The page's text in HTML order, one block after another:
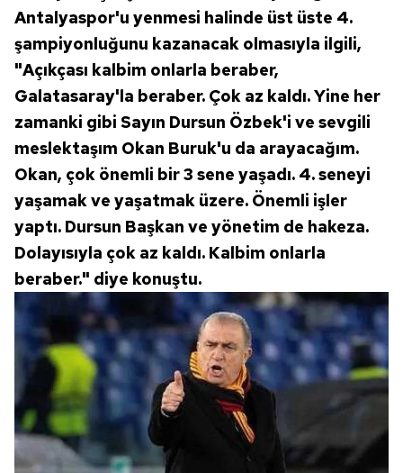
hazırlanmış Aydınlatma Metnimizi okumak ve sitemizde
ilgili mevzuata uygun olarak kullanılan çerezlerle ilgili bilgi
almak için lütfentıklayınız.
Antalyaspor'u yenmesi halinde üst üste 4.
şampiyonluğunu kazanacak olmasıyla ilgili,
"Açıkçası kalbim onlarla beraber,
Galatasaray'la beraber. Çok az kaldı. Yine her
zamanki gibi Sayın Dursun Özbek'i ve sevgili
meslektaşım Okan Buruk'u da arayacağım.
Okan, çok önemli bir 3 sene yaşadı. 4. seneyi
yaşamak ve yaşatmak üzere. Önemli işler
yaptı. Dursun Başkan ve yönetim de hakeza.
Dolayısıyla çok az kaldı. Kalbim onlarla
beraber." diye konuştu.